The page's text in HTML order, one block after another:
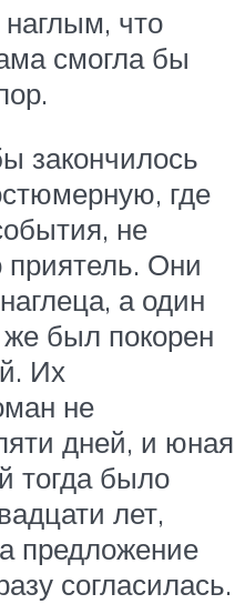
что
смогла бы
закончилось
где
не
Они
а один
же был покорен
Их
не
дней, и юная
тогда было
лет,
предложение
согласилась.